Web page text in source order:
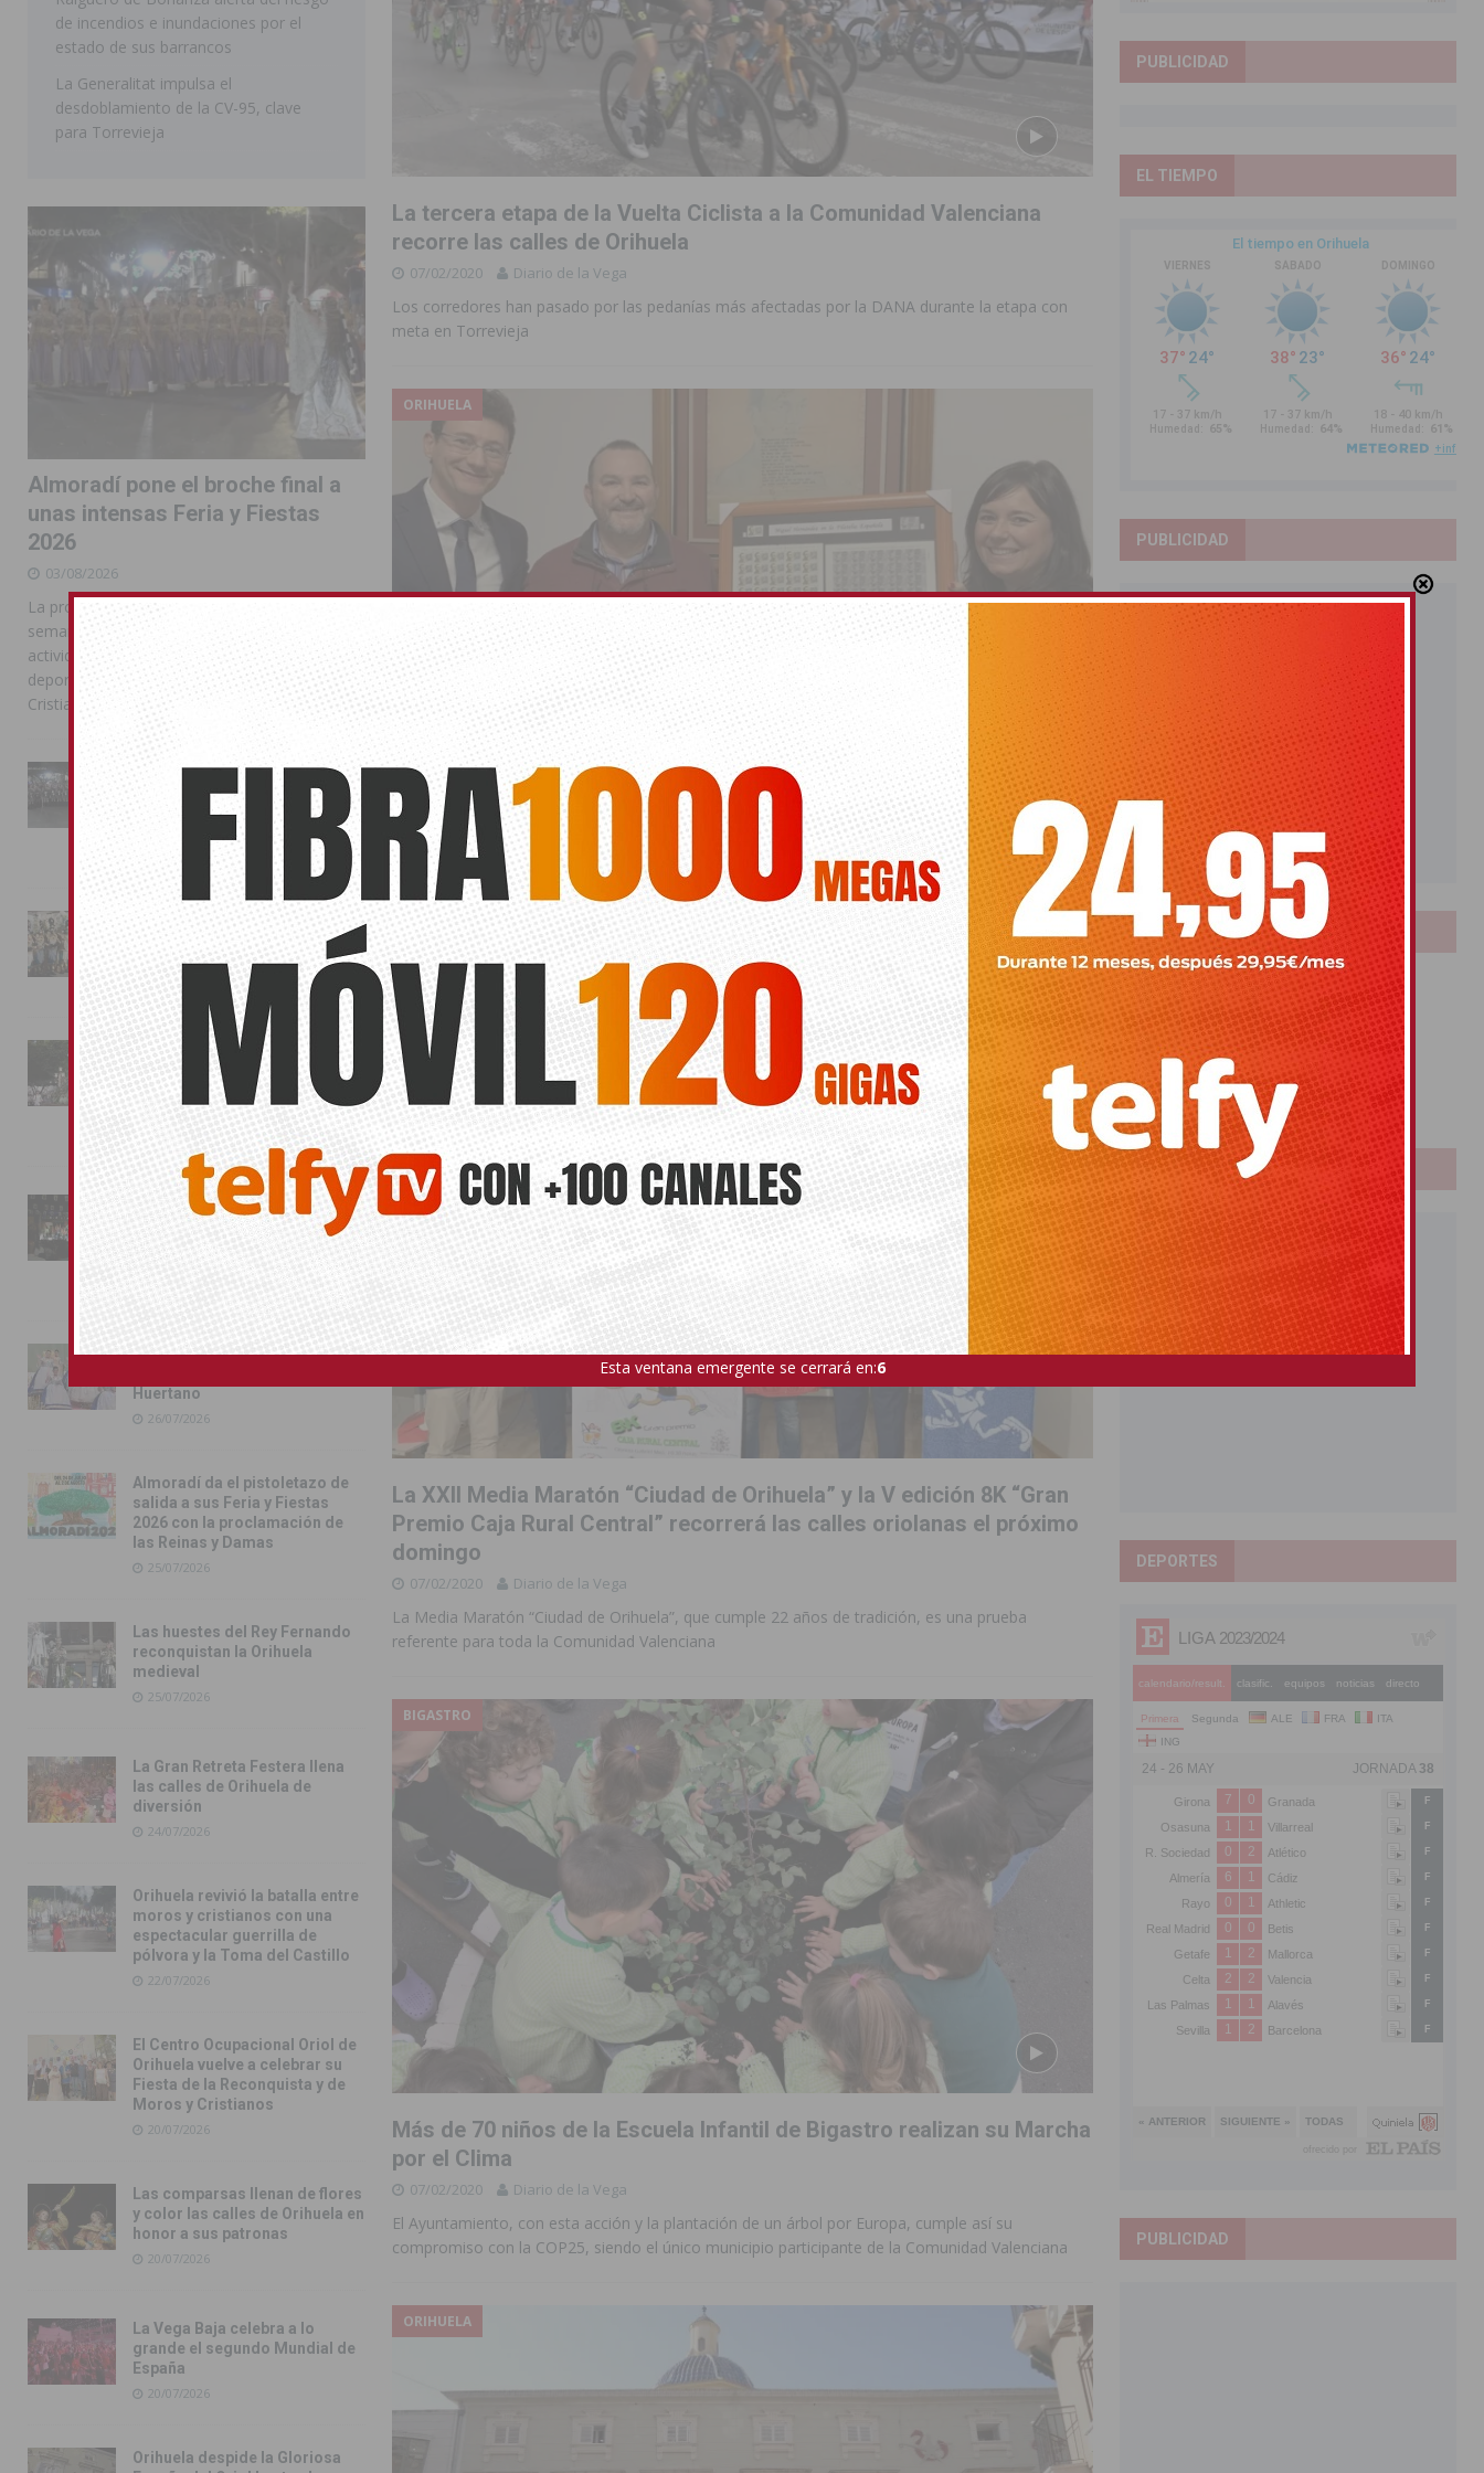
La tercera etapa de la Vuelta Ciclista a la Comunidad Valenciana
recorre las calles de Orihuela
07/02/2020 Diario de la Vega
Los corredores han pasado por las pedanías más afectadas por la DANA durante la etapa con
meta en Torrevieja
ORIHUELA
El oriolano Juan Francisco Cayuelas dona a Orihuela los dos únicos
sellos dedicados a Miguel Hernández
07/02/2020 Diario de la Vega
La primera emisión data de abril de 1995, cuando la FNMT publicó el sello “Literatura española.
Personajes de ficción. El niño yuntero del Libro Viento del Pueblo”. La segunda emisión
corresponde a septiembre de 2017 […]
ORIHUELA
La XXII Media Maratón “Ciudad de Orihuela” y la V edición 8K “Gran
Premio Caja Rural Central” recorrerá las calles oriolanas el próximo
domingo
07/02/2020 Diario de la Vega
La Media Maratón “Ciudad de Orihuela”, que cumple 22 años de tradición, es una prueba
referente para toda la Comunidad Valenciana
BIGASTRO
Más de 70 niños de la Escuela Infantil de Bigastro realizan su Marcha
por el Clima
07/02/2020 Diario de la Vega
El Ayuntamiento, con esta acción y la plantación de un árbol por Europa, cumple así su
compromiso con la COP25, siendo el único municipio participante de la Comunidad Valenciana
ORIHUELA
de incendios e inundaciones por el
estado de sus barrancos
La Generalitat impulsa el
desdoblamiento de la CV-95, clave
para Torrevieja
Almoradí pone el broche final a
unas intensas Feria y Fiestas
2026
03/08/2026
La programación reunió durante más de una
semana actos institucionales, conciertos,
actividades familiares, competiciones
deportivas y las celebraciones de Moros y
Cristianos
La Entrada Cristiana llena de
esplendor las calles de
Almoradí en una multitudinaria
jornada festera
02/08/2026
La magia de la Entrada Mora
conquista las calles de
Almoradí
01/08/2026
La fiesta se adueña de
Almoradí con la presentación
de los cargos festeros y la
toma del castillo
31/07/2026
Pilar de la Horadada
conmemora con emoción el
40º aniversario de su
independencia como municipio
31/07/2026
Almoradí presume de raíces
Huertano
26/07/2026
Almoradí da el pistoletazo de
salida a sus Feria y Fiestas
2026 con la proclamación de
las Reinas y Damas
25/07/2026
Las huestes del Rey Fernando
reconquistan la Orihuela
medieval
25/07/2026
La Gran Retreta Festera llena
las calles de Orihuela de
diversión
24/07/2026
Orihuela revivió la batalla entre
moros y cristianos con una
espectacular guerrilla de
pólvora y la Toma del Castillo
22/07/2026
El Centro Ocupacional Oriol de
Orihuela vuelve a celebrar su
Fiesta de la Reconquista y de
Moros y Cristianos
20/07/2026
Las comparsas llenan de flores
y color las calles de Orihuela en
honor a sus patronas
20/07/2026
La Vega Baja celebra a lo
grande el segundo Mundial de
España
20/07/2026
Orihuela despide la Gloriosa
PUBLICIDAD
EL TIEMPO
PUBLICIDAD
LOTERIAS
Bonoloto
Primitiva
El Gordo
Euromillones
Loteria
Once
PUBLICIDAD
DEPORTES
PUBLICIDAD
Esta ventana emergente se cerrará en:4